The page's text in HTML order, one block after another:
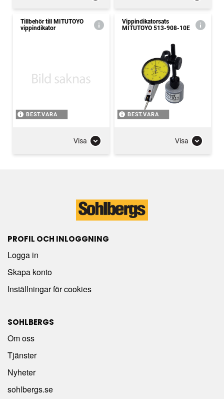
Tillbehör till MITUTOYO
vippindikator
BEST.VARA
Visa
Vippindikatorsats
MITUTOYO 513-908-10E
BEST.VARA
Visa
PROFIL OCH INLOGGNING
Logga in
Skapa konto
Inställningar för cookies
SOHLBERGS
Om oss
Tjänster
Nyheter
sohlbergs.se